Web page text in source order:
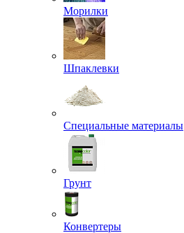
Морилки
Шпаклевки
Специальные материалы
Грунт
Конвертеры